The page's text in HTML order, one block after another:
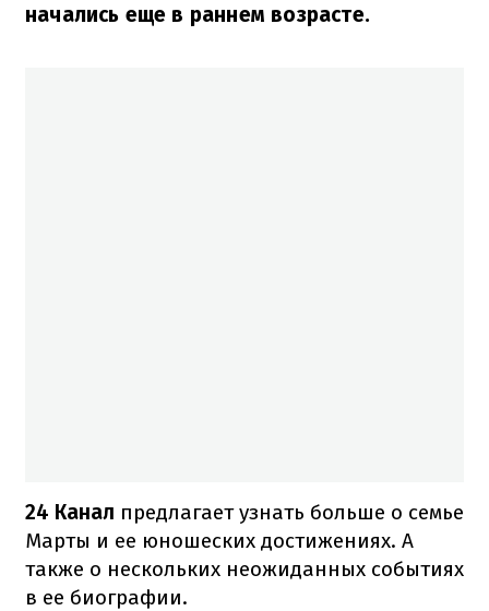
начались еще в раннем возрасте.
24 Канал предлагает узнать больше о семье
Марты и ее юношеских достижениях. А
также о нескольких неожиданных событиях
в ее биографии.